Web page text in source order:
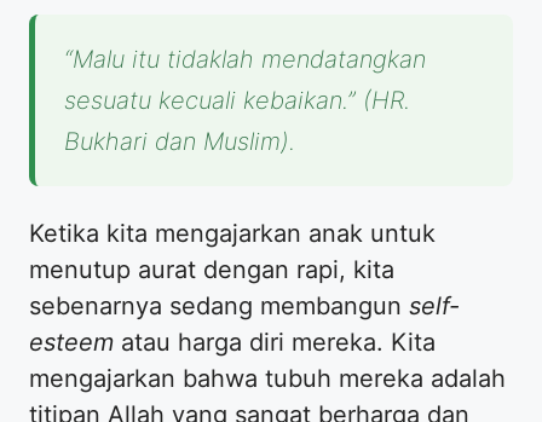
“Malu itu tidaklah mendatangkan
sesuatu kecuali kebaikan.” (HR.
Bukhari dan Muslim).
​Ketika kita mengajarkan anak untuk
menutup aurat dengan rapi, kita
sebenarnya sedang membangun self-
esteem atau harga diri mereka. Kita
mengajarkan bahwa tubuh mereka adalah
titipan Allah yang sangat berharga dan